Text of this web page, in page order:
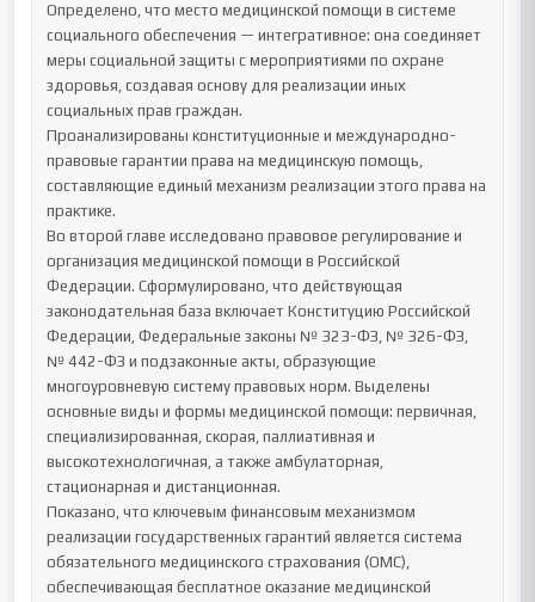
Определено, что место медицинской помощи в системе
социального обеспечения — интегративное: она соединяет
меры социальной защиты с мероприятиями по охране
здоровья, создавая основу для реализации иных
социальных прав граждан.
Проанализированы конституционные и международно-
правовые гарантии права на медицинскую помощь,
составляющие единый механизм реализации этого права на
практике.
Во второй главе исследовано правовое регулирование и
организация медицинской помощи в Российской
Федерации. Сформулировано, что действующая
законодательная база включает Конституцию Российской
Федерации, Федеральные законы № 323-ФЗ, № 326-ФЗ,
№ 442-ФЗ и подзаконные акты, образующие
многоуровневую систему правовых норм. Выделены
основные виды и формы медицинской помощи: первичная,
специализированная, скорая, паллиативная и
высокотехнологичная, а также амбулаторная,
стационарная и дистанционная.
Показано, что ключевым финансовым механизмом
реализации государственных гарантий является система
обязательного медицинского страхования (ОМС),
обеспечивающая бесплатное оказание медицинской